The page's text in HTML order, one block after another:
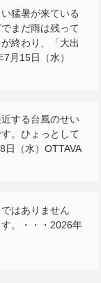
猛暑が来ている
まだ雨は残って
終わり、「大出
月15日（水）
する台風のせい
。ひょっとして
日（水）OTTAVA
はありません
。・・・2026年